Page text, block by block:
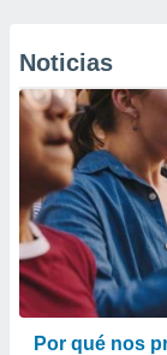
Noticias
Por qué nos